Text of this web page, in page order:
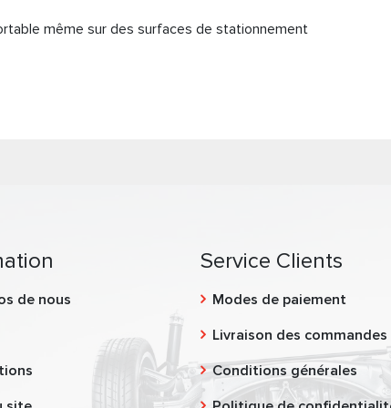
même sur des surfaces de stationnement
de nous
Service Clients
Modes de paiement
Livraison des commandes
Conditions générales